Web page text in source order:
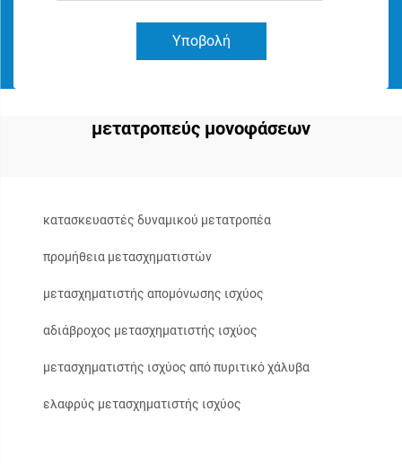
Υποβολή
μετατροπεύς μονοφάσεων
κατασκευαστές δυναμικού μετατροπέα
προμήθεια μετασχηματιστών
μετασχηματιστής απομόνωσης ισχύος
αδιάβροχος μετασχηματιστής ισχύος
μετασχηματιστής ισχύος από πυριτικό χάλυβα
ελαφρύς μετασχηματιστής ισχύος